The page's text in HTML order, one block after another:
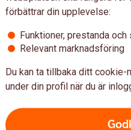
förbättrar din upplevelse:
Funktioner, prestanda
Relevant marknadsföring
Du kan ta tillbaka ditt
under din profil när du är